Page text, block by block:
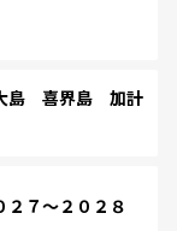
島 喜界島 加計
７～２０２８